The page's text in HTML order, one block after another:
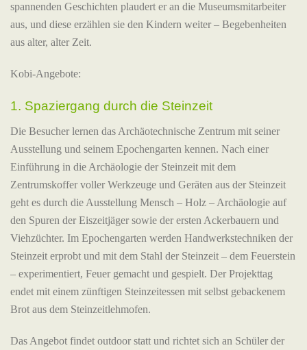
spannenden Geschichten plaudert er an die Museumsmitarbeiter
aus, und diese erzählen sie den Kindern weiter – Begebenheiten
aus alter, alter Zeit.
Kobi-Angebote:
1. Spaziergang durch die Steinzeit
Die Besucher lernen das Archäotechnische Zentrum mit seiner
Ausstellung und seinem Epochengarten kennen. Nach einer
Einführung in die Archäologie der Steinzeit mit dem
Zentrumskoffer voller Werkzeuge und Geräten aus der Steinzeit
geht es durch die Ausstellung Mensch – Holz – Archäologie auf
den Spuren der Eiszeitjäger sowie der ersten Ackerbauern und
Viehzüchter. Im Epochengarten werden Handwerkstechniken der
Steinzeit erprobt und mit dem Stahl der Steinzeit – dem Feuerstein
– experimentiert, Feuer gemacht und gespielt. Der Projekttag
endet mit einem zünftigen Steinzeitessen mit selbst gebackenem
Brot aus dem Steinzeitlehmofen.
Das Angebot findet outdoor statt und richtet sich an Schüler der